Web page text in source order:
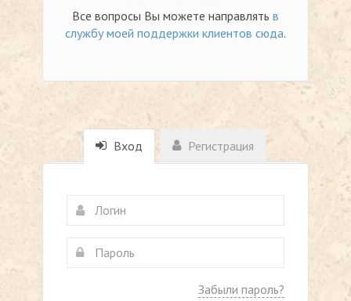
Все вопросы Вы можете направлять в
службу моей поддержки клиентов сюда.
Вход Регистрация
Забыли пароль?